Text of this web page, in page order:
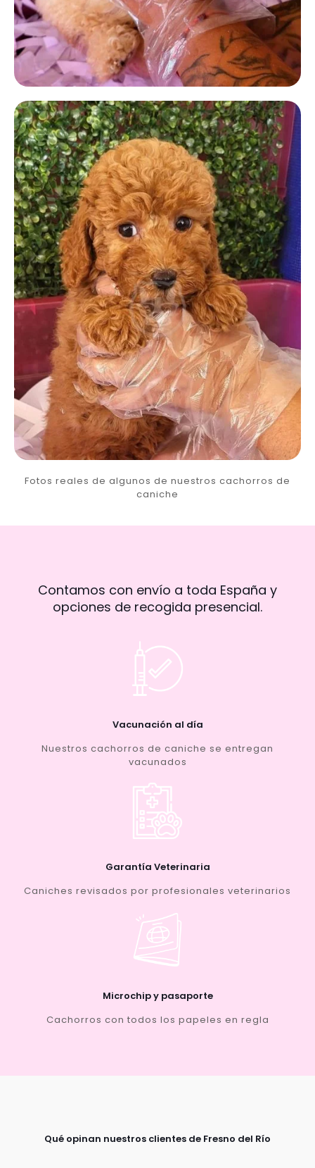
Fotos reales de algunos de nuestros cachorros de
caniche
Contamos con envío a toda España y
opciones de recogida presencial.
Vacunación al día
Nuestros cachorros de caniche se entregan
vacunados
Garantía Veterinaria
Caniches revisados por profesionales veterinarios
Microchip y pasaporte
Cachorros con todos los papeles en regla
Qué opinan nuestros clientes de Fresno del Río